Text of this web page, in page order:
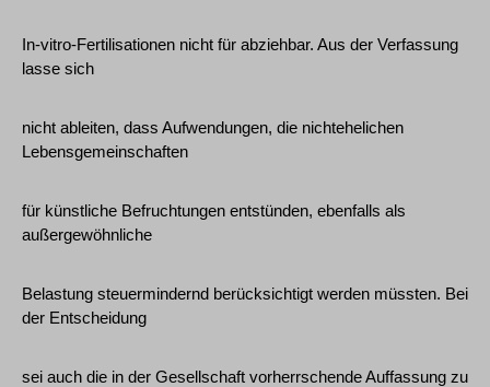
In-vitro-Fertilisationen nicht für abziehbar. Aus der Verfassung
lasse sich
nicht ableiten, dass Aufwendungen, die nichtehelichen
Lebensgemeinschaften
für künstliche Befruchtungen entstünden, ebenfalls als
außergewöhnliche
Belastung steuermindernd berücksichtigt werden müssten. Bei
der Entscheidung
sei auch die in der Gesellschaft vorherrschende Auffassung zu